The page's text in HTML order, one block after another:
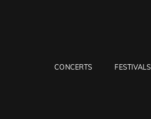
CONCERTS FESTIVALS